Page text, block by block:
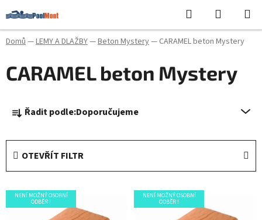
na
obsah
Hledat
KOŠÍK
Domů—LEMY A DLAŽBY—Beton Mystery— CARAMEL beton Mystery
CARAMEL beton Mystery
a
p
r
Řadit podle:Doporučujeme
OTEVŘÍT FILTR
V
ý
NENÍ MOŽNÝ OSOBNÍ
ODBĚR !
NENÍ MOŽNÝ OSOBNÍ
ODBĚR !